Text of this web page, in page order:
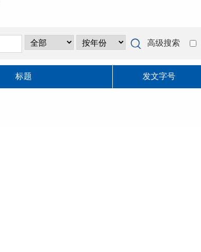
高级搜索
标题 发文字号